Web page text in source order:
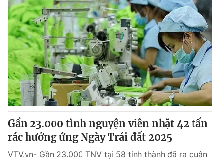
Gần 23.000 tình nguyện viên nhặt 42 tấn
rác hưởng ứng Ngày Trái đất 2025
VTV.vn- Gần 23.000 TNV tại 58 tỉnh thành đã ra quân